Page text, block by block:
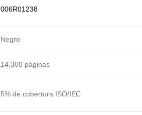
006R01238
Negro
14,300 páginas
5% de cobertura ISO/IEC